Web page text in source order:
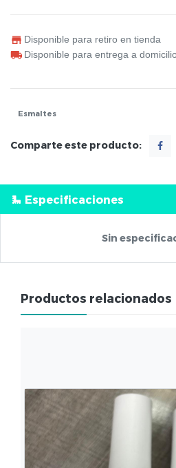
Disponible para retiro en tienda
Disponible para entrega a
Esmaltes
Comparte este producto:
Especificaciones
Sin
Productos relacionados